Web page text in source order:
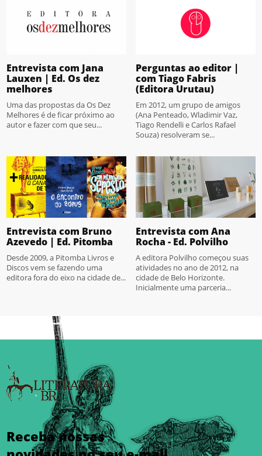
Entrevista com Jana
Lauxen | Ed. Os dez
melhores
Uma das propostas da Os Dez
Melhores é de ficar próximo ao
autor e fazer com que seu...
Perguntas ao editor |
com Tiago Fabris
(Editora Urutau)
Em 2012, um grupo de amigos
(Ana Penteado, Wladimir Vaz,
Tiago Rendelli e Carlos Rafael
Souza) resolveram se...
Entrevista com Bruno
Azevedo | Ed. Pitomba
Desde 2009, a Pitomba Livros e
Discos vem se fazendo uma
editora fora do eixo na cidade de...
Entrevista com Ana
Rocha - Ed. Polvilho
A editora Polvilho começou suas
atividades no ano de 2012, na
cidade de Belo Horizonte.
Inicialmente uma parceria...
Receba nossas